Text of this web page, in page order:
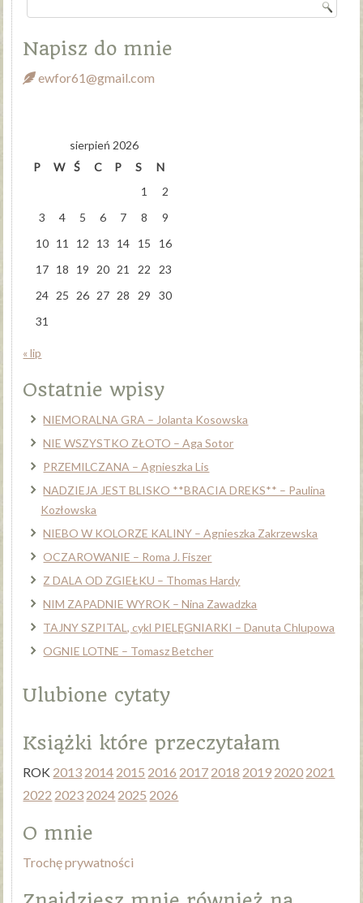
Napisz do mnie
ewfor61@gmail.com
sierpień 2026
P
W Ś C P S
N
1
2
3
4 5 6 7 8
9
10 11 12 13 14 15
16
17 18 19 20 21 22
23
24 25 26 27 28 29
30
31
« lip
Ostatnie wpisy
NIEMORALNA GRA – Jolanta Kosowska
NIE WSZYSTKO ZŁOTO – Aga Sotor
PRZEMILCZANA – Agnieszka Lis
NADZIEJA JEST BLISKO **BRACIA DREKS** – Paulina
Kozłowska
NIEBO W KOLORZE KALINY – Agnieszka Zakrzewska
OCZAROWANIE – Roma J. Fiszer
Z DALA OD ZGIEŁKU – Thomas Hardy
NIM ZAPADNIE WYROK – Nina Zawadzka
TAJNY SZPITAL, cykl PIELĘGNIARKI – Danuta Chlupowa
OGNIE LOTNE – Tomasz Betcher
Ulubione cytaty
Książki które przeczytałam
ROK 2013 2014 2015 2016 2017 2018 2019 2020 2021
2022 2023 2024 2025 2026
O mnie
Trochę prywatności